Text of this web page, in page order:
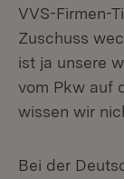
VVS-Firmen-
Zuschuss
ist ja unsere
vom Pkw auf
wissen wir
Bei der